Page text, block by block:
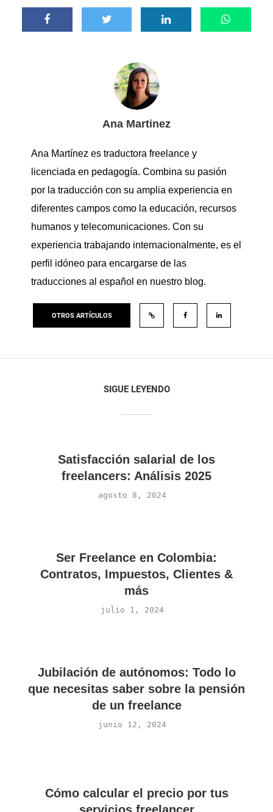
Ana Martinez
Ana Martínez es traductora freelance y
licenciada en pedagogía. Combina su pasión
por la traducción con su amplia experiencia en
diferentes campos como la educación, recursos
humanos y telecomunicaciones. Con su
experiencia trabajando internacionalmente, es el
perfil idóneo para encargarse de las
traducciones al español en nuestro blog.
OTROS ARTÍCULOS
SIGUE LEYENDO
Satisfacción salarial de los
freelancers: Análisis 2025
agosto 8, 2024
Ser Freelance en Colombia:
Contratos, Impuestos, Clientes &
más
julio 1, 2024
Jubilación de autónomos: Todo lo
que necesitas saber sobre la pensión
de un freelance
junio 12, 2024
Cómo calcular el precio por tus